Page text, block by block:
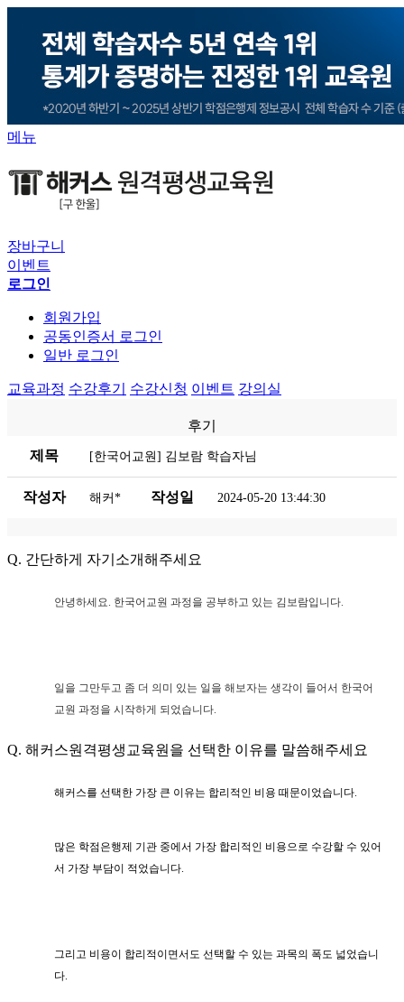
메뉴
장바구니
이벤트
로그인
회원가입
공동인증서 로그인
일반 로그인
교육과정 수강후기 수강신청 이벤트 강의실
후기
제목
[한국어교원] 김보람 학습자님
작성자 해커* 작성일 2024-05-20 13:44:30
Q. 간단하게 자기소개해주세요
안녕하세요. 한국어교원 과정을 공부하고 있는 김보람입니다.
일을 그만두고 좀 더 의미 있는 일을 해보자는 생각이 들어서 한국어
교원 과정을 시작하게 되었습니다.
Q. 해커스원격평생교육원을 선택한 이유를 말씀해주세요
해커스를 선택한 가장 큰 이유는 합리적인 비용 때문이었습니다.
많은 학점은행제 기관 중에서 가장 합리적인 비용으로 수강할 수 있어
서 가장 부담이 적었습니다.
그리고 비용이 합리적이면서도 선택할 수 있는 과목의 폭도 넓었습니
다.